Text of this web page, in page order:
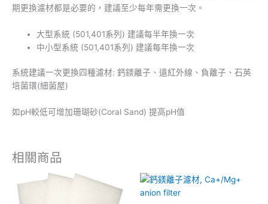
期更換濾材都是必要的，建議至少每年需更換一次。
大型系統 (501,401系列) 建議每半年換一次
中小型系統 (501,401系列) 建議每年換一次
系統建議一次更換四種濾材: 鈣鎂離子、遠紅外線、負離子、石英
培菌環(細菌屋)
如pH較低可增加珊瑚砂(Coral Sand) 提高pH值
相關商品